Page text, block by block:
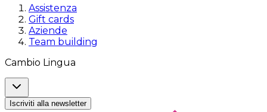
Assistenza
Gift cards
Aziende
Team building
Cambio Lingua
Iscriviti alla newsletter